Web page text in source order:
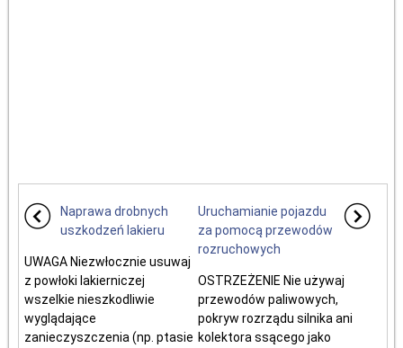
Naprawa drobnych
uszkodzeń lakieru
UWAGA Niezwłocznie usuwaj
z powłoki lakierniczej
wszelkie nieszkodliwie
wyglądające
zanieczyszczenia (np. ptasie
Uruchamianie pojazdu
za pomocą przewodów
rozruchowych
OSTRZEŻENIE Nie używaj
przewodów paliwowych,
pokryw rozrządu silnika ani
kolektora ssącego jako